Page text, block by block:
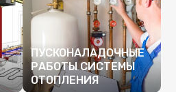
ПУСКОНАЛАДОЧНЫЕ
РАБОТЫ СИСТЕМЫ
ОТОПЛЕНИЯ